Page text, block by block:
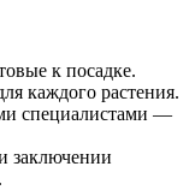
к посадке.
каждого растения.
специалистами —
заключении